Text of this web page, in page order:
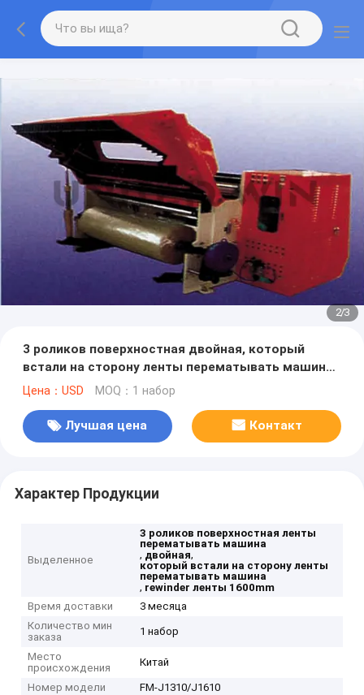
2/3
3 роликов поверхностная двойная, который
встали на сторону ленты перематывать машина
1600mm
Цена：USD MOQ：1 набор
Лучшая цена Контакт
Характер Продукции
Выделенное
3 роликов поверхностная ленты
перематывать машина
, двойная,
который встали на сторону ленты
перематывать машина
, rewinder ленты 1600mm
Время доставки
3 месяца
Количество мин
заказа
1 набор
Место
происхождения
Китай
Номер модели
FM-J1310/J1610